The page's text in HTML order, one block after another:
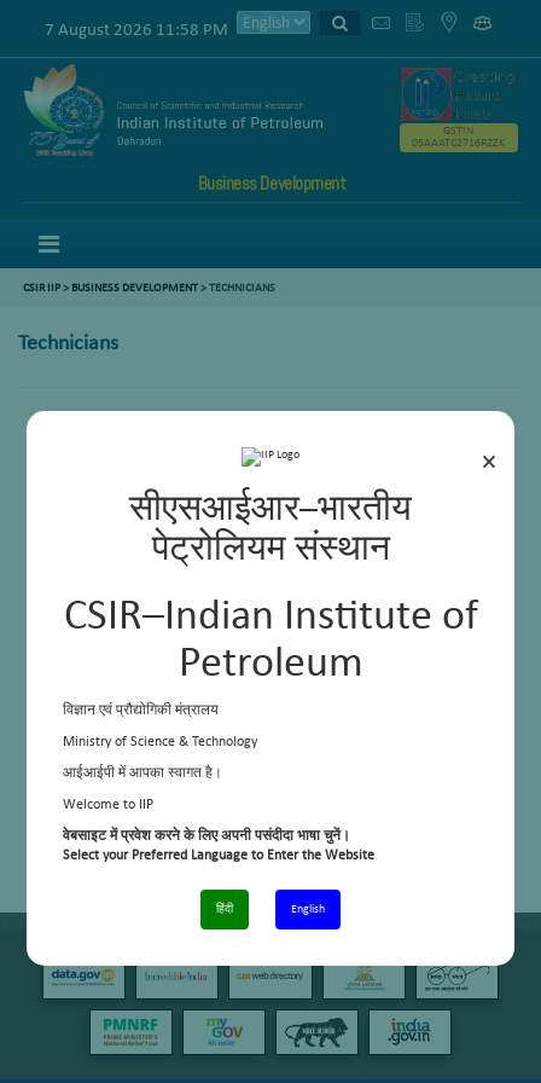
×
सीएसआईआर–भारतीय
पेट्रोलियम संस्थान
CSIR–Indian Institute of
Petroleum
विज्ञान एवं प्रौद्योगिकी मंत्रालय
Ministry of Science & Technology
आईआईपी में आपका स्वागत है।
Welcome to IIP
वेबसाइट में प्रवेश करने के लिए अपनी पसंदीदा भाषा चुनें।
Select your Preferred Language to Enter the Website
हिंदी English
7 August 2026 11:58 PM
Business Development
GSTIN
05AAATC2716R2ZK
CSIR IIP> BUSINESS DEVELOPMENT> TECHNICIANS
Technicians